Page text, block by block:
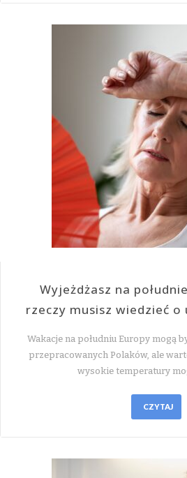
Wyjeżdżasz na
rzeczy musisz wiedzieć o
Wakacje na południu Europy mogą
przepracowanych Polaków, ale
wysokie temperatury
CZYTAJ